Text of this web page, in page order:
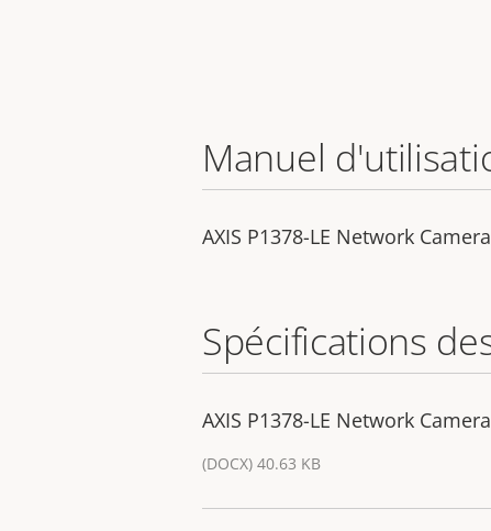
Manuel
AXIS P1378-LE Network Camera
Spécifications
AXIS P1378-LE Network
(DOCX) 40.63 KB